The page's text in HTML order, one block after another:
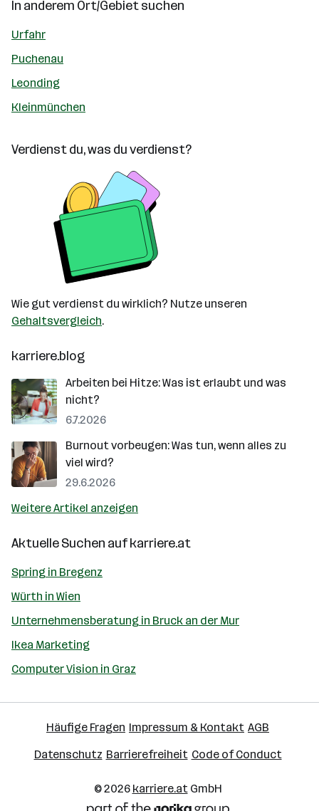
In anderem Ort/Gebiet suchen
Urfahr
Puchenau
Leonding
Kleinmünchen
Verdienst du, was du verdienst?
Wie gut verdienst du wirklich? Nutze unseren
Gehaltsvergleich.
karriere.blog
Arbeiten bei Hitze: Was ist erlaubt und was
nicht?
6.7.2026
Burnout vorbeugen: Was tun, wenn alles zu
viel wird?
29.6.2026
Weitere Artikel anzeigen
Aktuelle Suchen aufkarriere.at
Spring in Bregenz
Würth in Wien
Unternehmensberatung in Bruck an der Mur
Ikea Marketing
Computer Vision in Graz
Häufige Fragen Impressum & Kontakt AGB
Datenschutz Barrierefreiheit Code of Conduct
© 2026 karriere.atGmbH